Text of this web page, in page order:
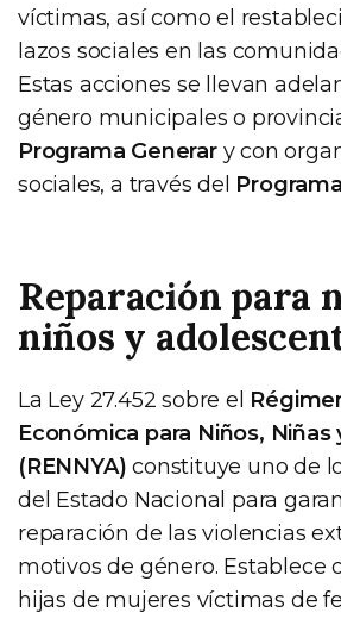
víctimas, así como el
lazos sociales en las
Estas acciones se llevan
género municipales o
Programa Generary con
sociales, a través del
Reparación para
niños y
La Ley 27.452 sobre el
Económica para Niños,
(RENNYA) constituye uno de
del Estado Nacional para
reparación de las violencias
motivos de género. Establece
hijas de mujeres víctimas de